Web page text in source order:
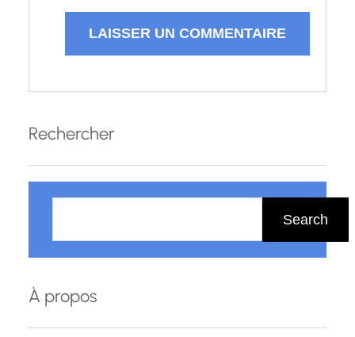
Rechercher
h
r
c
Search
À propos